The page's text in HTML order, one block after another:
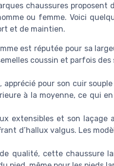
chaussures proposent
ou femme. Voici
et de maintien.
est réputée pour sa
coussin et parfois des
apprécié pour son cuir
à la moyenne, ce qui
extensibles et son laçage
d’hallux valgus. Les
qualité, cette chaussure